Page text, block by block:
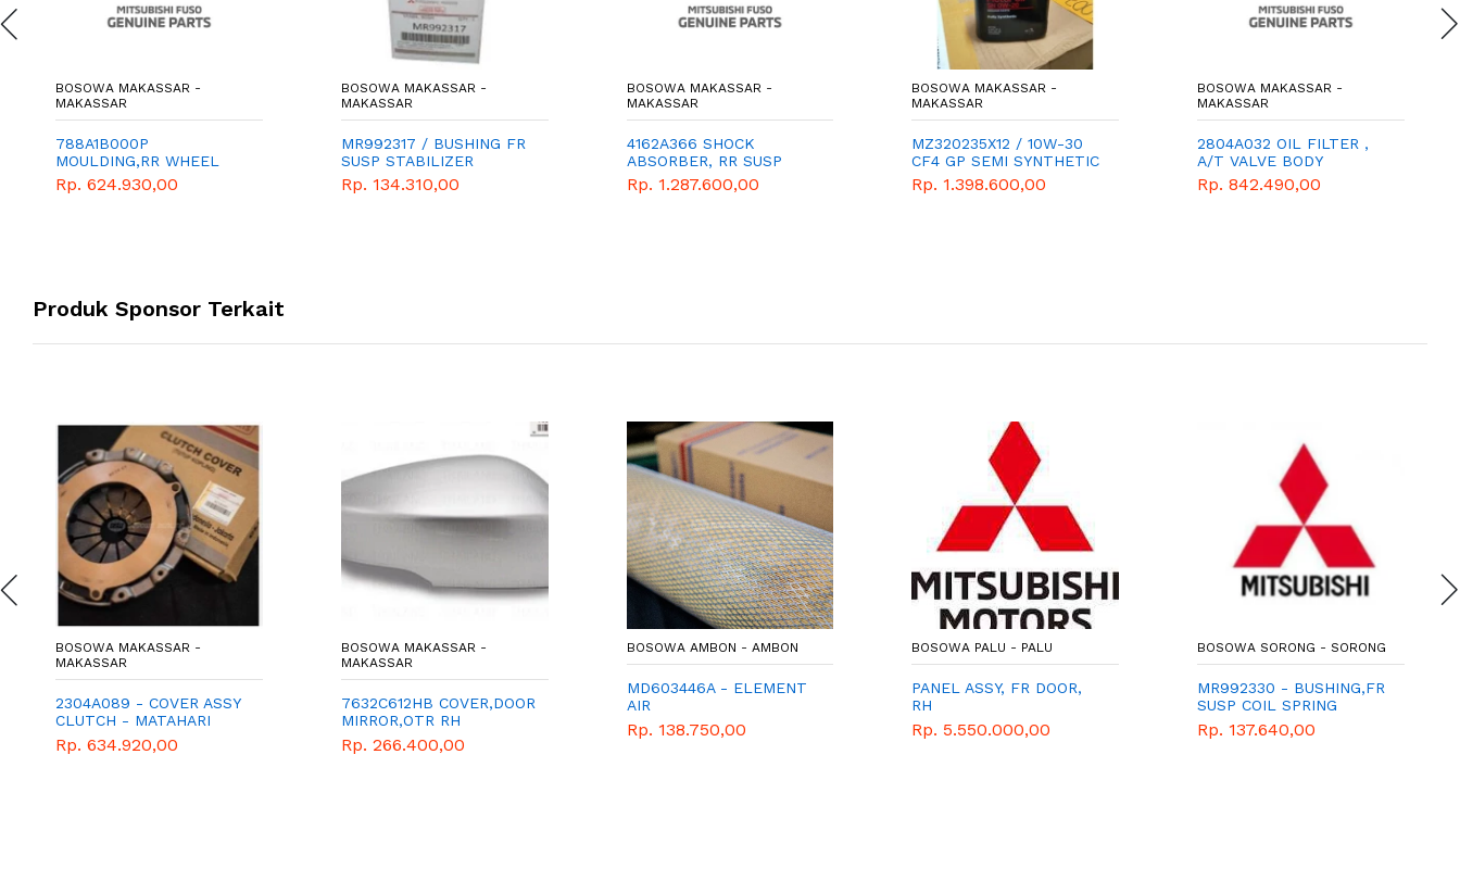
BOSOWA MAKASSAR -
MAKASSAR
788A1B000P
MOULDING,RR WHEEL
ARCH,LH
Rp. 624.930,00
BOSOWA MAKASSAR -
MAKASSAR
MR992317 / BUSHING FR
SUSP STABILIZER
Rp. 134.310,00
BOSOWA MAKASSAR -
MAKASSAR
4162A366 SHOCK
ABSORBER, RR SUSP
Rp. 1.287.600,00
BOSOWA MAKASSAR -
MAKASSAR
MZ320235X12 / 10W-30
CF4 GP SEMI SYNTHETIC
(1L)
Rp. 1.398.600,00
BOSOWA MAKASSAR -
MAKASSAR
2804A032 OIL FILTER ,
A/T VALVE BODY
Rp. 842.490,00
Produk Sponsor Terkait
BOSOWA MAKASSAR -
MAKASSAR
2304A089 - COVER ASSY
CLUTCH - MATAHARI
MIRAGE - MITSUBISHI -
GENUINE
Rp. 634.920,00
BOSOWA MAKASSAR -
MAKASSAR
7632C612HB COVER,DOOR
MIRROR,OTR RH
Rp. 266.400,00
BOSOWA AMBON - AMBON
MD603446A - ELEMENT
AIR
Rp. 138.750,00
BOSOWA PALU - PALU
PANEL ASSY, FR DOOR,
RH
Rp. 5.550.000,00
BOSOWA SORONG - SORONG
MR992330 - BUSHING,FR
SUSP COIL SPRING
Rp. 137.640,00